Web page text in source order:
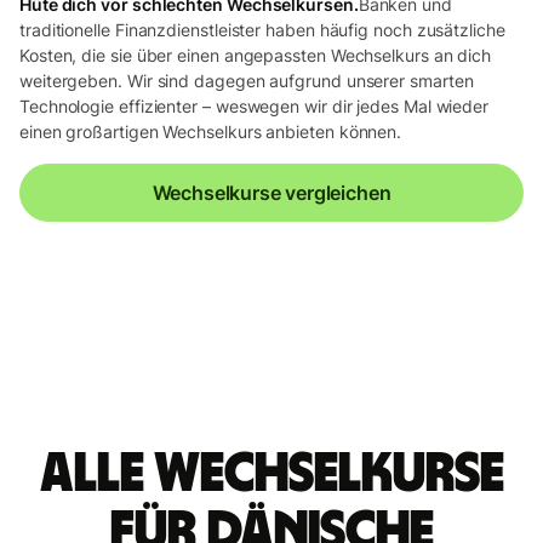
Hüte dich vor schlechten Wechselkursen.Banken und
traditionelle Finanzdienstleister haben häufig noch zusätzliche
Kosten, die sie über einen angepassten Wechselkurs an dich
weitergeben. Wir sind dagegen aufgrund unserer smarten
Technologie effizienter – weswegen wir dir jedes Mal wieder
einen großartigen Wechselkurs anbieten können.
Wechselkurse vergleichen
Alle Wechselkurse